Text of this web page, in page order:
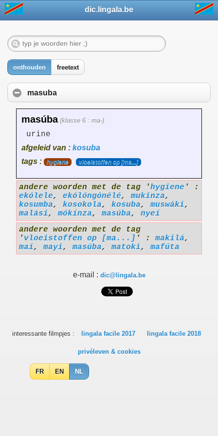
dic.lingala.be
onthouden freetext
masuba
masúba (klasse 6 : ma-)
urine
afgeleid van : kosuba
tags :
hygiene vloeistoffen op [ma...]
andere woorden met de tag 'hygiene ' :
ekólele, ekólóngónélé,mukinza,
kosumba, kosokola, kosuba,muswáki,
malási,mókínza,masúba, nyeí
andere woorden met de tag
' vloeistoffen op [ma...] ' :makilá,
maí,mayi,masúba,matoki,mafúta
e-mail : dic@lingala.be
interessante filmpjes : lingala facile 2017 lingala facile 2018
privéleven & cookies
FR EN NL